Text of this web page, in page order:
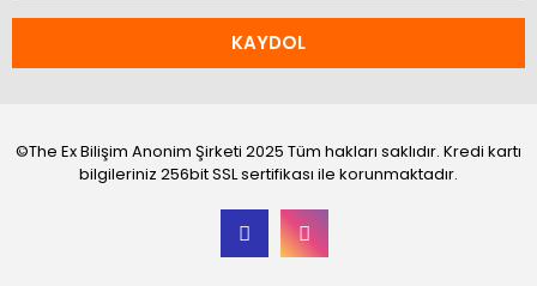
KAYDOL
©The Ex Bilişim Anonim Şirketi 2025 Tüm hakları saklıdır. Kredi kartı
bilgileriniz 256bit SSL sertifikası ile korunmaktadır.